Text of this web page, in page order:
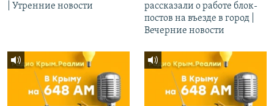
| Утренние новости
рассказали о работе блок-
постов на въезде в город |
Вечерние новости